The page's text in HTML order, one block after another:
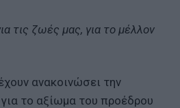
τις ζωές μας, για το μέλλον
ανακοινώσει την
το αξίωμα του προέδρου